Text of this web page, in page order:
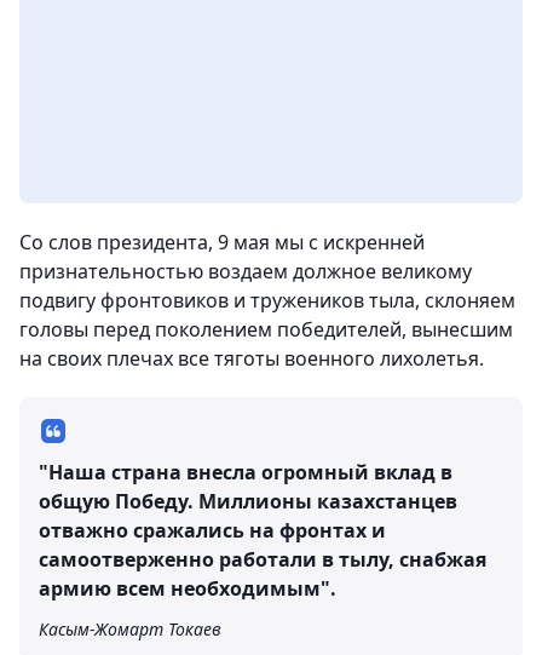
Со слов президента, 9 мая мы с искренней
признательностью воздаем должное великому
подвигу фронтовиков и тружеников тыла, склоняем
головы перед поколением победителей, вынесшим
на своих плечах все тяготы военного лихолетья.
"Наша страна внесла огромный вклад в
общую Победу. Миллионы казахстанцев
отважно сражались на фронтах и
самоотверженно работали в тылу, снабжая
армию всем необходимым".
Касым-Жомарт Токаев